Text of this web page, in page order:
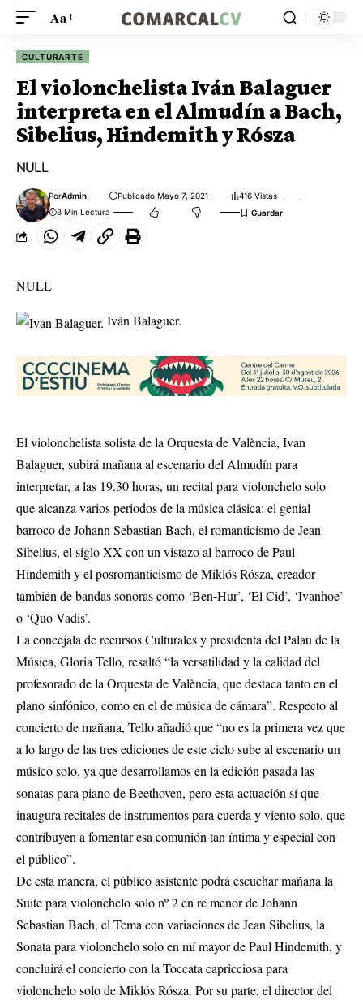
Aa
CULTURARTE
El violonchelista Iván Balaguer
interpreta en el Almudín a Bach,
Sibelius, Hindemith y Rósza
NULL
PorAdmin Publicado Mayo 7, 2021
416 Vistas
3 Min Lectura
NULL
Iván Balaguer.
El violonchelista solista de la Orquesta de València, Ivan
Balaguer, subirá mañana al escenario del Almudín para
interpretar, a las 19.30 horas, un recital para violonchelo solo
que alcanza varios periodos de la música clásica: el genial
barroco de Johann Sebastian Bach, el romanticismo de Jean
Sibelius, el siglo XX con un vistazo al barroco de Paul
Hindemith y el posromanticismo de Miklós Rósza, creador
también de bandas sonoras como ‘Ben-Hur’, ‘El Cid’, ‘Ivanhoe’
o ‘Quo Vadis’.
La concejala de recursos Culturales y presidenta del Palau de la
Música, Gloria Tello, resaltó “la versatilidad y la calidad del
profesorado de la Orquesta de València, que destaca tanto en el
plano sinfónico, como en el de música de cámara”. Respecto al
concierto de mañana, Tello añadió que “no es la primera vez que
a lo largo de las tres ediciones de este ciclo sube al escenario un
músico solo, ya que desarrollamos en la edición pasada las
sonatas para piano de Beethoven, pero esta actuación sí que
inaugura recitales de instrumentos para cuerda y viento solo, que
contribuyen a fomentar esa comunión tan íntima y especial con
el público”.
De esta manera, el público asistente podrá escuchar mañana la
Suite para violonchelo solo nº 2 en re menor de Johann
Sebastian Bach, el Tema con variaciones de Jean Sibelius, la
Sonata para violonchelo solo en mí mayor de Paul Hindemith, y
concluirá el concierto con la Toccata capricciosa para
violonchelo solo de Miklós Rósza. Por su parte, el director del